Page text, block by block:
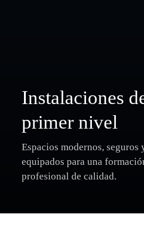
Instalaciones
primer nivel
Espacios modernos, seguros
equipados para una
profesional de calidad.